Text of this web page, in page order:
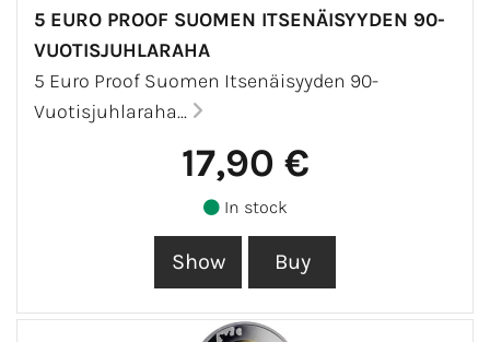
5 EURO PROOF SUOMEN ITSENÄISYYDEN 90-
VUOTISJUHLARAHA
5 Euro Proof Suomen Itsenäisyyden 90-
Vuotisjuhlaraha...
17,90 €
In stock